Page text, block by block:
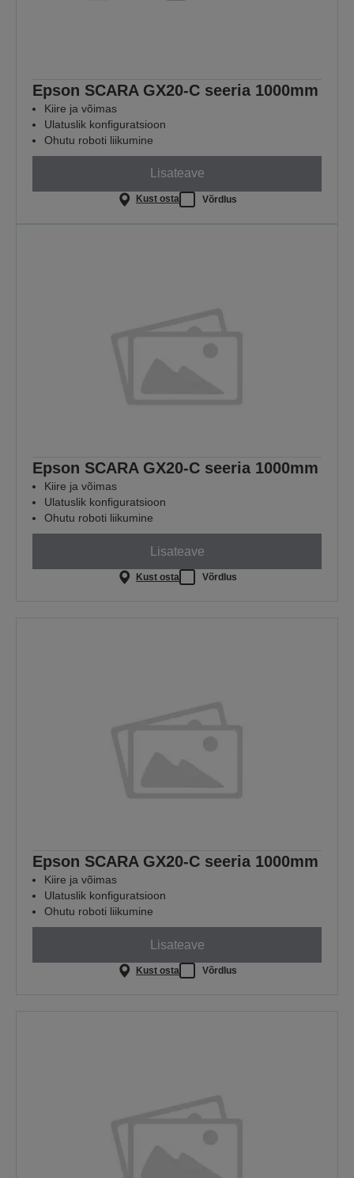
Epson SCARA GX20-C seeria 1000mm
Kiire ja võimas
Ulatuslik konfiguratsioon
Ohutu roboti liikumine
Lisateave
Kust osta Võrdlus
Epson SCARA GX20-C seeria 1000mm
Kiire ja võimas
Ulatuslik konfiguratsioon
Ohutu roboti liikumine
Lisateave
Kust osta Võrdlus
Epson SCARA GX20-C seeria 1000mm
Kiire ja võimas
Ulatuslik konfiguratsioon
Ohutu roboti liikumine
Lisateave
Kust osta Võrdlus